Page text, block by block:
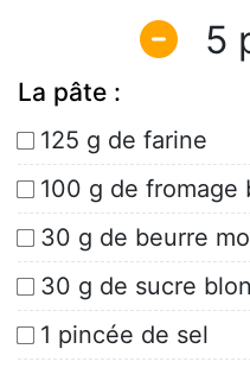
5
La pâte :
125 g de farine
100 g de fromage
30 g de beurre
30 g de sucre
1 pincée de sel